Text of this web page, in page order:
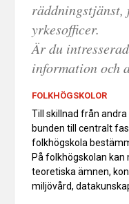
räddningstjänst,
yrkesofficer.
Är du
information och
FOLKHÖGSKOLOR
Till skillnad från
bunden till centralt
folkhögskola
På folkhögskolan
teoretiska ämnen,
miljövård,